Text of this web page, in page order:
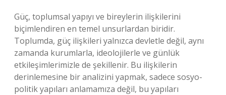
Güç, toplumsal yapıyı ve bireylerin ilişkilerini
biçimlendiren en temel unsurlardan biridir.
Toplumda, güç ilişkileri yalnızca devletle değil, aynı
zamanda kurumlarla, ideolojilerle ve günlük
etkileşimlerimizle de şekillenir. Bu ilişkilerin
derinlemesine bir analizini yapmak, sadece sosyo-
politik yapıları anlamamıza değil, bu yapıları